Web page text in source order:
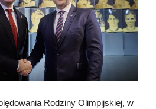
Rodziny Olimpijskiej, w